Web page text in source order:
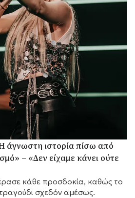
άγνωστη ιστορία πίσω από
– «Δεν είχαμε κάνει ούτε
κάθε προσδοκία, καθώς το
σχεδόν αμέσως.